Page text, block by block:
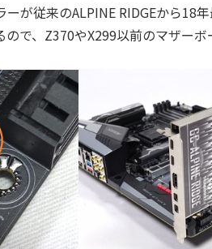
が従来のALPINE RIDGEから18
で、Z370やX299以前のマザー